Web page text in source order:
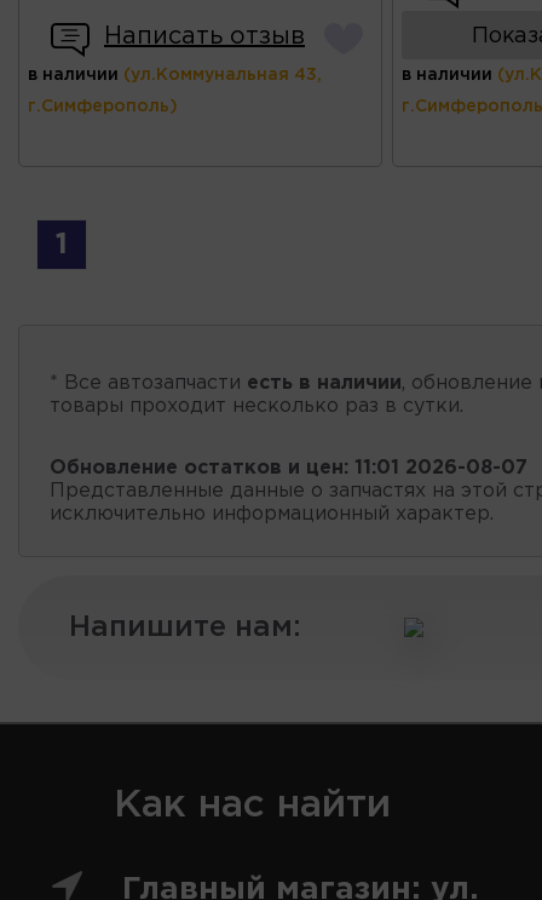
Написать отзыв
в наличии (ул.Коммунальная 43,
г.Симферополь)
в наличии
1
* Все автозапчасти есть в наличии, обновление
товары проходит несколько раз в сутки.
Обновление остатков и цен: 11:01 2026-08-07
Представленные данные о запчастях на этой
исключительно информационный характер.
Напишите нам:
Как нас найти
Главный магазин: ул.